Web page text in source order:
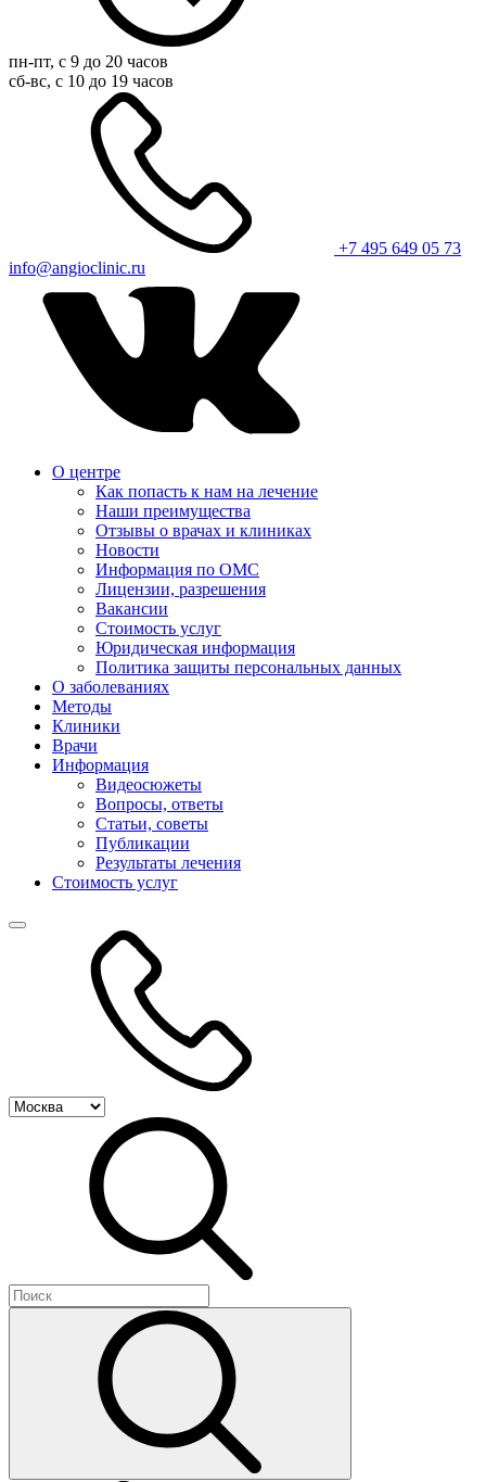
пн-пт, с 9 до 20 часов
сб-вс, с 10 до 19 часов
+7 495 649 05 73
info@angioclinic.ru
О центре
Как попасть к нам на лечение
Наши преимущества
Отзывы о врачах и клиниках
Новости
Информация по ОМС
Лицензии, разрешения
Вакансии
Стоимость услуг
Юридическая информация
Политика защиты персональных данных
О заболеваниях
Методы
Клиники
Врачи
Информация
Видеосюжеты
Вопросы, ответы
Статьи, советы
Публикации
Результаты лечения
Стоимость услуг